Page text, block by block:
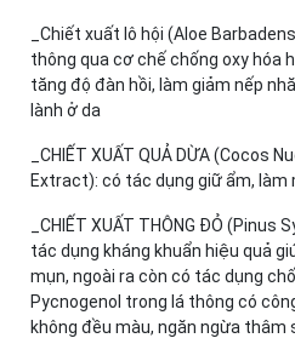
_Chiết xuất lô hội (Aloe
thông qua cơ chế chống oxy hóa
tăng độ đàn hồi, làm giảm nếp
lành ở da
_CHIẾT XUẤT QUẢ DỪA (Cocos
Extract): có tác dụng giữ ẩm, làm
_CHIẾT XUẤT THÔNG ĐỎ
tác dụng kháng khuẩn hiệu quả
mụn, ngoài ra còn có tác dụng
Pycnogenol trong lá thông có
không đều màu, ngăn ngừa thâm